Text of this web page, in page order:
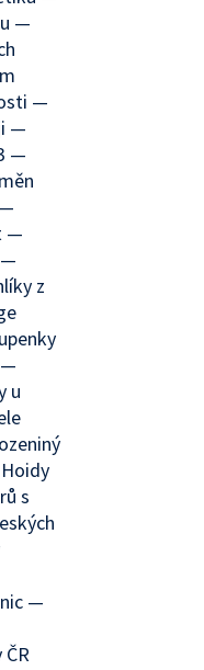
—
—
—
—
—
—
z
—
u
s
—